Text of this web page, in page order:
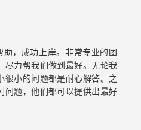
，成功上岸。非常专业的团
尽力帮我们做到最好。无论我
很小的问题都是耐心解答。之
问题，他们都可以提供出最好
备，绝对是不可多得的好团